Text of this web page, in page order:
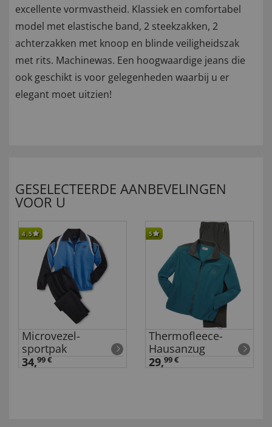
excellente vormvastheid. Klassiek en comfortabel
model met elastische band, 2 steekzakken, 2
achterzakken met knoop en blinde veiligheidszak
met rits. Machinewas. Een hoogwaardige jeans die
ook geschikt is voor gelegenheden waarbij u er
elegant moet uitzien!
GESELECTEERDE AANBEVELINGEN
VOOR U
4,5
Microvezel-
sportpak
34,99 €
5
Thermofleece-
Hausanzug
29,99 €